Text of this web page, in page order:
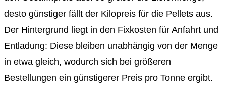
desto günstiger fällt der Kilopreis für die Pellets aus.
Der Hintergrund liegt in den Fixkosten für Anfahrt und
Entladung: Diese bleiben unabhängig von der Menge
in etwa gleich, wodurch sich bei größeren
Bestellungen ein günstigerer Preis pro Tonne ergibt.